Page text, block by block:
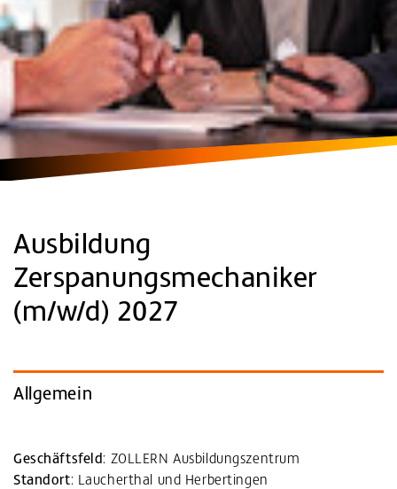
Ausbildung
Zerspanungsmechaniker
(m/w/d) 2027
Allgemein
Geschäftsfeld: ZOLLERN Ausbildungszentrum
Standort: Laucherthal und Herbertingen